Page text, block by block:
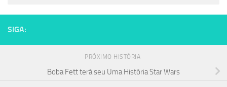
SIGA:
PRÓXIMO HISTÓRIA
Boba Fett terá seu Uma História Star Wars